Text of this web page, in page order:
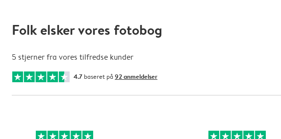
Folk elsker vores fotobog
5 stjerner fra vores tilfredse kunder
4.7 baseret på 92 anmeldelser